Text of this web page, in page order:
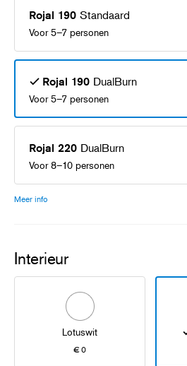
Rojal 190 Standaard
Voor 5–7 personen
Rojal 190 DualBurn
Voor 5–7 personen
Rojal 220 DualBurn
Voor 8–10 personen
Meer info
Interieur
Lotuswit
€ 0